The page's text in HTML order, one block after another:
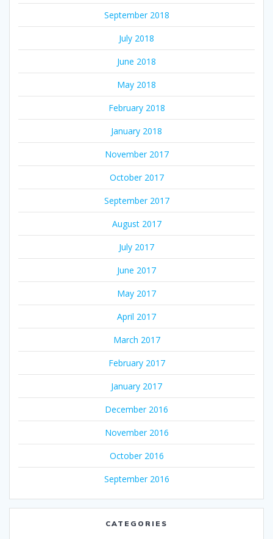
September 2018
July 2018
June 2018
May 2018
February 2018
January 2018
November 2017
October 2017
September 2017
August 2017
July 2017
June 2017
May 2017
April 2017
March 2017
February 2017
January 2017
December 2016
November 2016
October 2016
September 2016
CATEGORIES